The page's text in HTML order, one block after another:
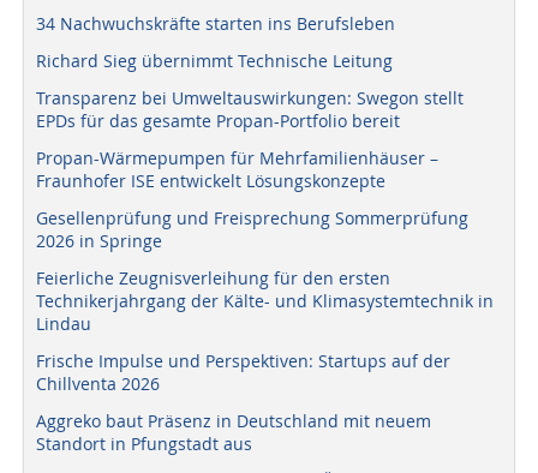
34 Nachwuchskräfte starten ins Berufsleben
Richard Sieg übernimmt Technische Leitung
Transparenz bei Umweltauswirkungen: Swegon stellt
EPDs für das gesamte Propan-Portfolio bereit
Propan-Wärmepumpen für Mehrfamilienhäuser –
Fraunhofer ISE entwickelt Lösungskonzepte
Gesellenprüfung und Freisprechung Sommerprüfung
2026 in Springe
Feierliche Zeugnisverleihung für den ersten
Technikerjahrgang der Kälte- und Klimasystemtechnik in
Lindau
Frische Impulse und Perspektiven: Startups auf der
Chillventa 2026
Aggreko baut Präsenz in Deutschland mit neuem
Standort in Pfungstadt aus